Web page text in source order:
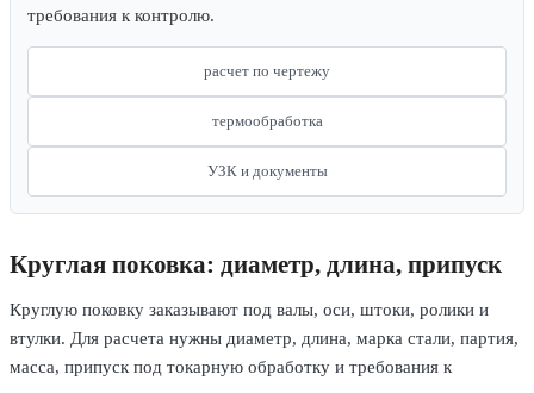
требования к контролю.
расчет по чертежу
термообработка
УЗК и документы
Круглая поковка: диаметр, длина, припуск
Круглую поковку заказывают под валы, оси, штоки, ролики и
втулки. Для расчета нужны диаметр, длина, марка стали, партия,
масса, припуск под токарную обработку и требования к